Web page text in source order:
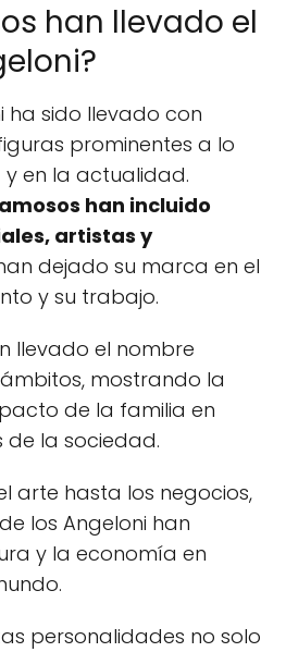
han llevado el
ha sido llevado con
prominentes a lo
en la actualidad.
han incluido
artistas y
dejado su marca en el
y su trabajo.
llevado el nombre
mostrando la
de la familia en
de la sociedad.
arte hasta los negocios,
los Angeloni han
y la economía en
personalidades no solo